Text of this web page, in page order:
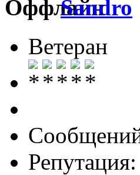
Sandro
Ветеран